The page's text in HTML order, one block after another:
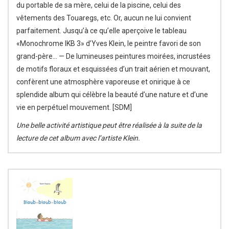
du portable de sa mère, celui de la piscine, celui des
vêtements des Touaregs, etc. Or, aucun ne lui convient
parfaitement. Jusqu’à ce qu’elle aperçoive le tableau
«Monochrome IKB 3» d’Yves Klein, le peintre favori de son
grand-père… — De lumineuses peintures moirées, incrustées
de motifs floraux et esquissées d’un trait aérien et mouvant,
confèrent une atmosphère vaporeuse et onirique à ce
splendide album qui célèbre la beauté d’une nature et d’une
vie en perpétuel mouvement. [SDM]
Une belle activité artistique peut être réalisée à la suite de la
lecture de cet album avec l’artiste Klein.